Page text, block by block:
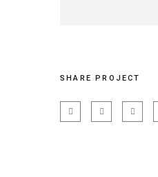
SHARE PROJECT